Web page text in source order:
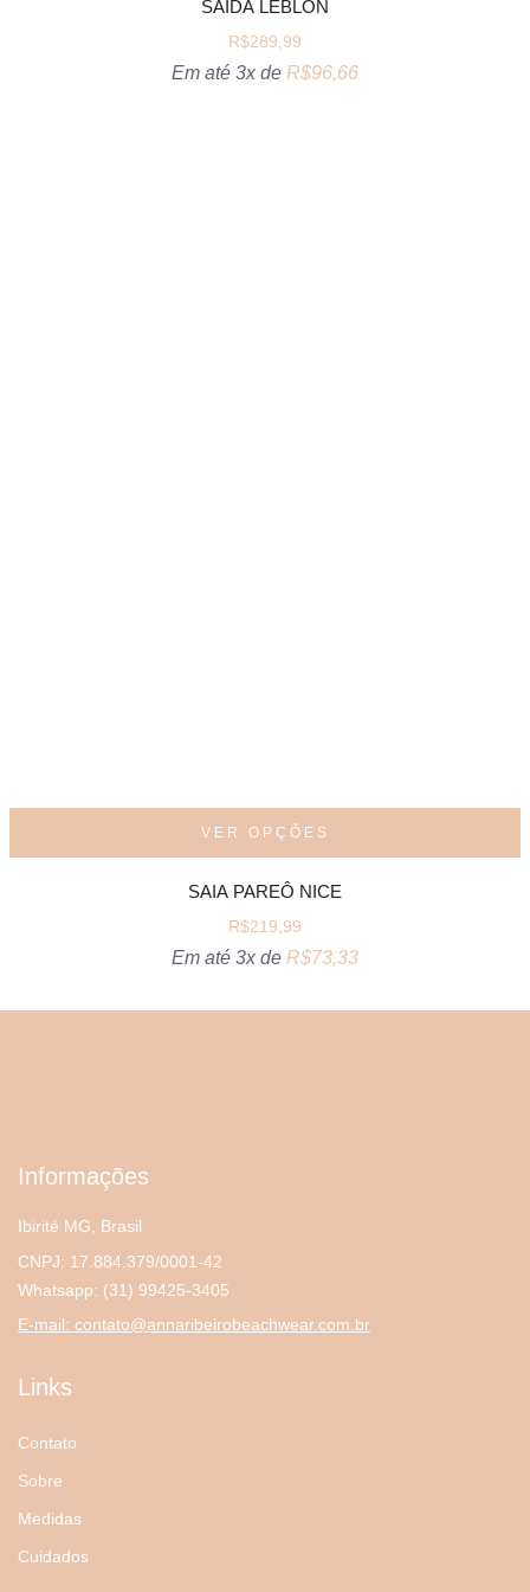
SAÍDA LEBLON
R$289,99
Em até 3x de R$96,66
VER OPÇÕES
SAIA PAREÔ NICE
R$219,99
Em até 3x de R$73,33
Informações
Ibirité MG, Brasil
CNPJ: 17.884.379/0001-42
Whatsapp: (31) 99425-3405
E-mail: contato@annaribeirobeachwear.com.br
Links
Contato
Sobre
Medidas
Cuidados